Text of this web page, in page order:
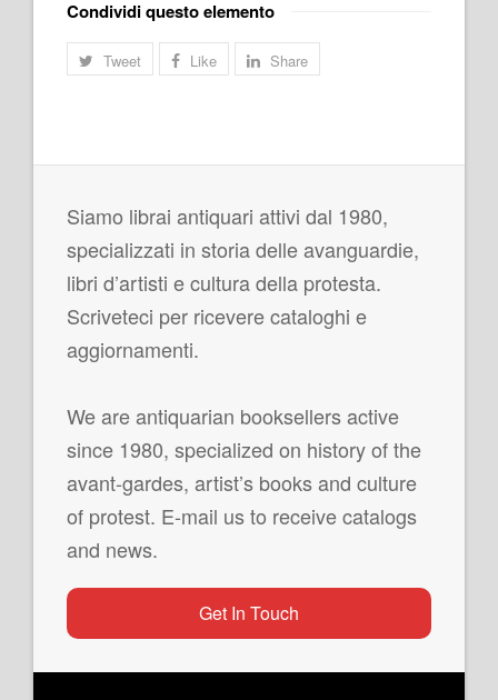
Condividi questo elemento
Tweet Like Share
Siamo librai antiquari attivi dal 1980,
specializzati in storia delle avanguardie,
libri d’artisti e cultura della protesta.
Scriveteci per ricevere cataloghi e
aggiornamenti.
We are antiquarian booksellers active
since 1980, specialized on history of the
avant-gardes, artist’s books and culture
of protest. E-mail us to receive catalogs
and news.
Get In Touch